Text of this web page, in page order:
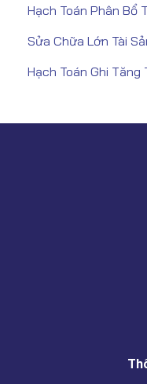
Hạch Toán Phân Bổ
Sửa Chữa Lớn Tài
Hạch Toán Ghi Tăng